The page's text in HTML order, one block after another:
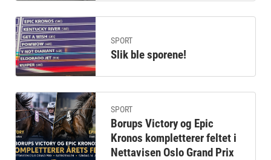
SPORT
Slik ble sporene!
SPORT
Borups Victory og Epic
Kronos kompletterer feltet i
Nettavisen Oslo Grand Prix